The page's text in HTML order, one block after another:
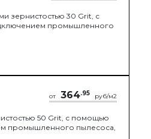
зернистостью 30 Grit, с
промышленного
от 364.95 руб/м2
50 Grit, с помощью
промышленного пылесоса,